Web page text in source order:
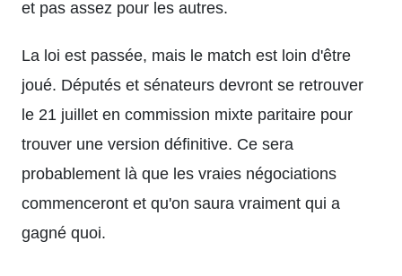
et pas assez pour les autres.
La loi est passée, mais le match est loin d'être
joué. Députés et sénateurs devront se retrouver
le 21 juillet en commission mixte paritaire pour
trouver une version définitive. Ce sera
probablement là que les vraies négociations
commenceront et qu'on saura vraiment qui a
gagné quoi.